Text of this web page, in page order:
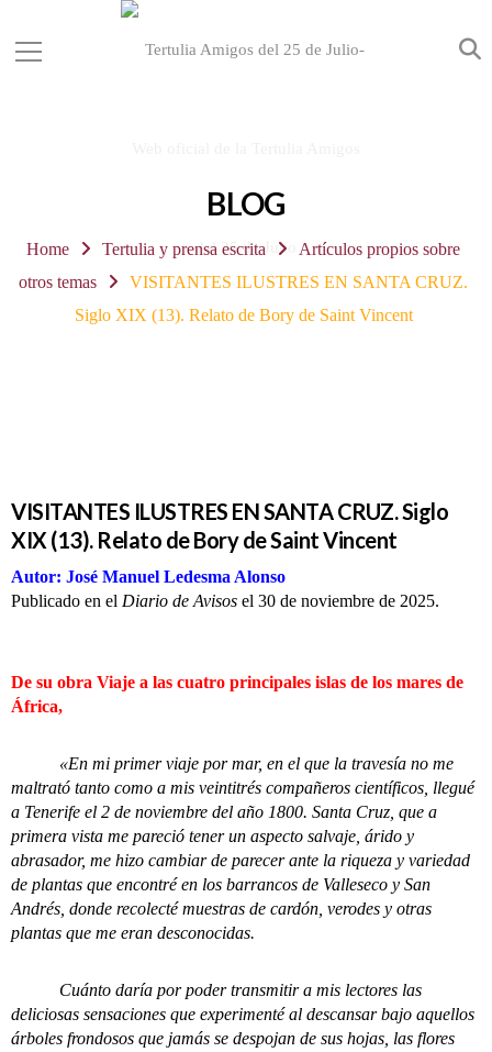
BLOG
Home Tertulia y prensa escrita
Artículos propios sobre
otros temas
VISITANTES ILUSTRES EN SANTA CRUZ.
Siglo XIX (13). Relato de Bory de Saint Vincent
VISITANTES ILUSTRES EN SANTA CRUZ. Siglo
XIX (13). Relato de Bory de Saint Vincent
Autor: José Manuel Ledesma Alonso
Publicado en el Diario de Avisos el 30 de noviembre de 2025.
De su obra Viaje a las cuatro principales islas de los mares de
África,
«En mi primer viaje por mar, en el que la travesía no me
maltrató tanto como a mis veintitrés compañeros científicos, llegué
a Tenerife el 2 de noviembre del año 1800. Santa Cruz, que a
primera vista me pareció tener un aspecto salvaje, árido y
abrasador, me hizo cambiar de parecer ante la riqueza y variedad
de plantas que encontré en los barrancos de Valleseco y San
Andrés, donde recolecté muestras de cardón, verodes y otras
plantas que me eran desconocidas.
Cuánto daría por poder transmitir a mis lectores las
deliciosas sensaciones que experimenté al descansar bajo aquellos
árboles frondosos que jamás se despojan de sus hojas, las flores